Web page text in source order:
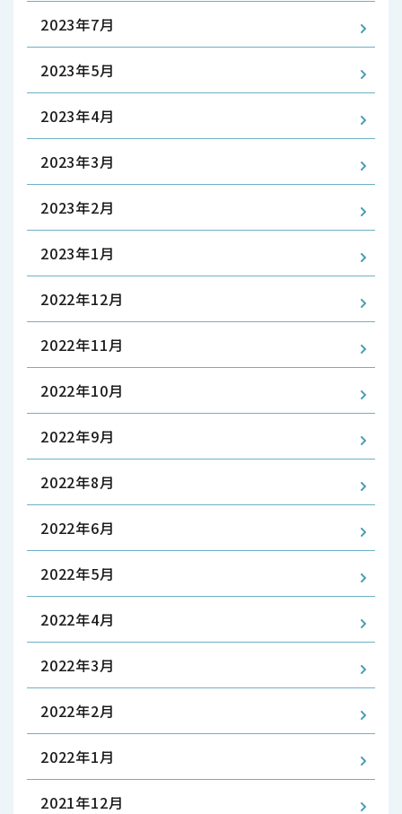
2023年7月
2023年5月
2023年4月
2023年3月
2023年2月
2023年1月
2022年12月
2022年11月
2022年10月
2022年9月
2022年8月
2022年6月
2022年5月
2022年4月
2022年3月
2022年2月
2022年1月
2021年12月